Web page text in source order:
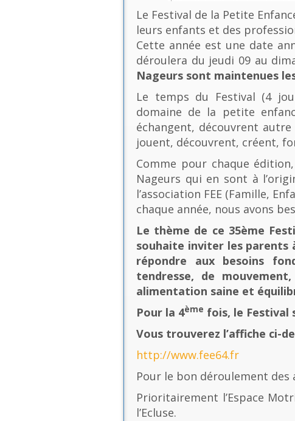
Le Festival de la Petite
leurs enfants et des
Cette année est une date
déroulera du jeudi 09 au
Nageurs sont maintenues
Le temps du Festival (4
domaine de la petite
échangent, découvrent
jouent, découvrent, créent,
Comme pour chaque
Nageurs qui en sont à
l’association FEE (Famille,
chaque année, nous avons
Le thème de ce 35ème
souhaite inviter les parents
répondre aux besoins
tendresse, de
alimentation saine et
Pour la 4ème fois, le Festival
Vous trouverez l’affiche ci-
http://www.fee64.fr
Pour le bon déroulement des
Prioritairement l’Espace
l’Ecluse.